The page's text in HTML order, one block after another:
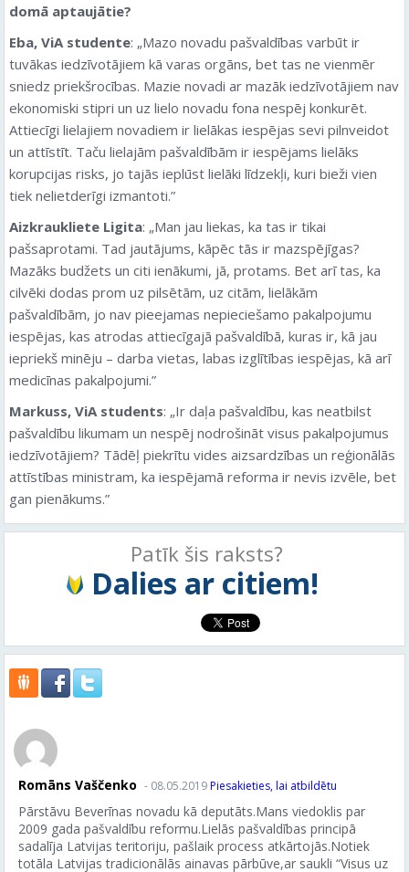
domā aptaujātie?
Eba, ViA studente: „Mazo novadu pašvaldības varbūt ir
tuvākas iedzīvotājiem kā varas orgāns, bet tas ne vienmēr
sniedz priekšrocības. Mazie novadi ar mazāk iedzīvotājiem nav
ekonomiski stipri un uz lielo novadu fona nespēj konkurēt.
Attiecīgi lielajiem novadiem ir lielākas iespējas sevi pilnveidot
un attīstīt. Taču lielajām pašvaldībām ir iespējams lielāks
korupcijas risks, jo tajās ieplūst lielāki līdzekļi, kuri bieži vien
tiek nelietderīgi izmantoti.”
Aizkraukliete Ligita: „Man jau liekas, ka tas ir tikai
pašsaprotami. Tad jautājums, kāpēc tās ir mazspējīgas?
Mazāks budžets un citi ienākumi, jā, protams. Bet arī tas, ka
cilvēki dodas prom uz pilsētām, uz citām, lielākām
pašvaldībām, jo nav pieejamas nepieciešamo pakalpojumu
iespējas, kas atrodas attiecīgajā pašvaldībā, kuras ir, kā jau
iepriekš minēju – darba vietas, labas izglītības iespējas, kā arī
medicīnas pakalpojumi.”
Markuss, ViA students: „Ir daļa pašvaldību, kas neatbilst
pašvaldību likumam un nespēj nodrošināt visus pakalpojumus
iedzīvotājiem? Tādēļ piekrītu vides aizsardzības un reģionālās
attīstības ministram, ka iespējamā reforma ir nevis izvēle, bet
gan pienākums.”
Patīk šis raksts?
Dalies ar citiem!
Romāns Vaščenko - 08.05.2019Piesakieties, lai atbildētu
Pārstāvu Beverīnas novadu kā deputāts.Mans viedoklis par
2009 gada pašvaldību reformu.Lielās pašvaldības principā
sadalīja Latvijas teritoriju, pašlaik process atkārtojās.Notiek
totāla Latvijas tradicionālās ainavas pārbūve,ar saukli “Visus uz